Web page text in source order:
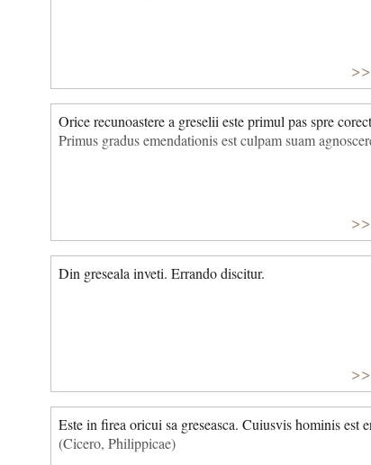
Orice recunoastere a greselii este primul pas spre
Primus gradus emendationis est culpam suam
Din greseala inveti. Errando discitur.
Este in firea oricui sa greseasca. Cuiusvis hominis est
(Cicero, Philippicae)